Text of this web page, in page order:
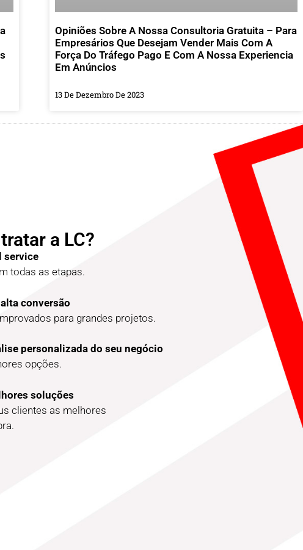
Opiniões Sobre A Nossa Consultoria Gratuita – Para
Empresários Que Desejam Vender Mais Com A
Força Do Tráfego Pago E Com A Nossa Experiencia
Em Anúncios
13 De Dezembro De 2023
a LC?
service
todas as etapas.
conversão
para grandes projetos.
personalizada do seu negócio
opções.
soluções
clientes as melhores